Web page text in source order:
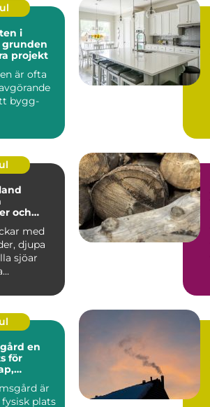
i
projekt
är ofta
bygg-
den de...
och
med
djupa
sjöar
en
för
är
plats